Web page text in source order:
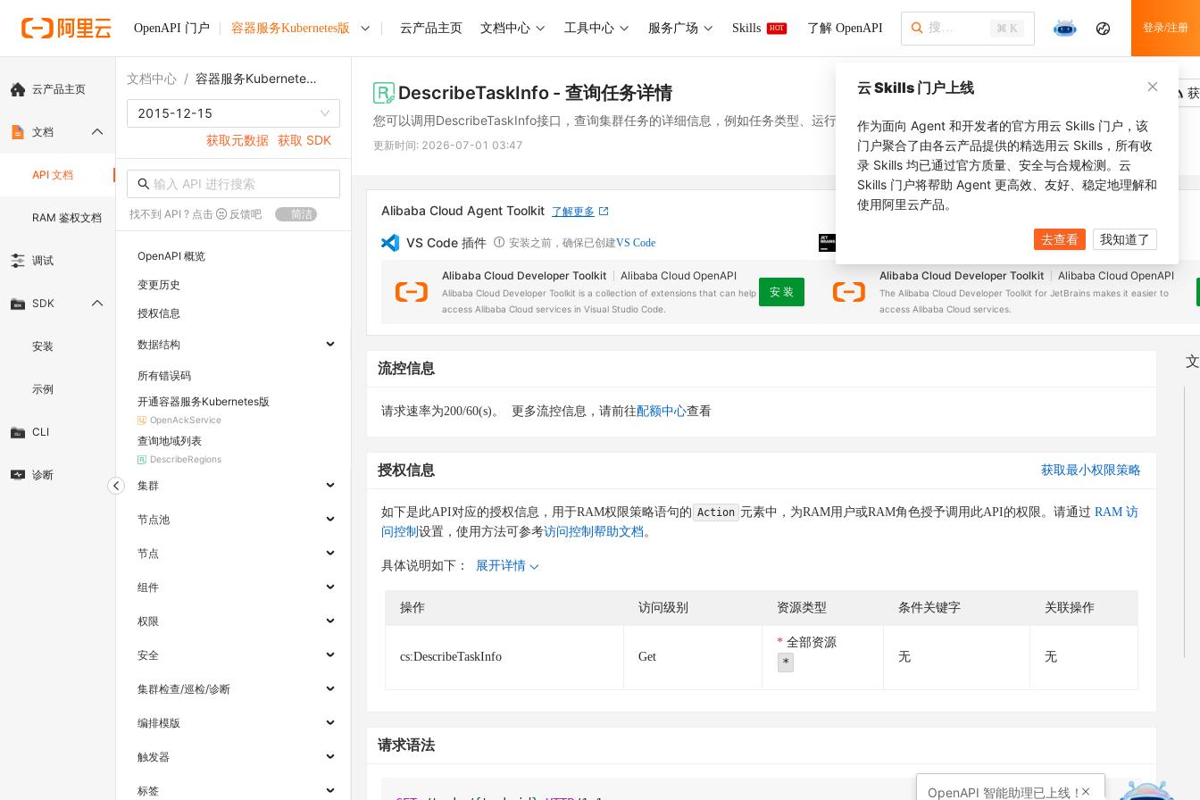
OpenAPI 门户 容器服务Kubernetes版 云产品主页 文档中心 工具中心 服务广场 Skills HOT 了解 OpenAPI ⌘ K 登录/注册
云产品主页
文档
API 文档
RAM 鉴权文档
调试
SDK
安装
示例
CLI
诊断
文档中心 / 容器服务Kubernetes版
2015-12-15
获取元数据 获取 SDK
找不到 API ? 点击 反馈吧 简洁
OpenAPI 概览
变更历史
授权信息
数据结构
所有错误码
开通容器服务Kubernetes版
OpenAckService
查询地域列表
DescribeRegions
集群
节点池
节点
组件
权限
安全
集群检查/巡检/诊断
编排模版
触发器
标签
DescribeTaskInfo - 查询任务详情
您可以调用DescribeTaskInfo接口，查询集群任务的详细信息，例如任务类型、运行状态、运行阶段等。
更新时间: 2026-07-01 03:47
Alibaba Cloud Agent Toolkit 了解更多
VS Code 插件 安装之前，确保已创建VS Code
Alibaba Cloud Developer Toolkit Alibaba Cloud OpenAPI
Alibaba Cloud Developer Toolkit is a collection of extensions that can help
access Alibaba Cloud services in Visual Studio Code.
安 装
安装之前，确保已创建JetBrains IDE
Alibaba Cloud Developer Toolkit Alibaba Cloud OpenAPI
The Alibaba Cloud Developer Toolkit for JetBrains makes it easier to
access Alibaba Cloud services.
流控信息
请求速率为200/60(s)。 更多流控信息，请前往配额中心查看
授权信息 获取最小权限策略
如下是此API对应的授权信息，用于RAM权限策略语句的 Action 元素中，为RAM用户或RAM角色授予调用此API的权限。请通过 RAM 访
问控制 设置，使用方法可参考访问控制帮助文档。
具体说明如下： 展开详情
操作 访问级别 资源类型 条件关键字 关联操作
cs:DescribeTaskInfo Get
全部资源
* 无 无
请求语法
云 Skills 门户上线
作为面向 Agent 和开发者的官方用云 Skills 门户，该
门户聚合了由各云产品提供的精选用云 Skills，所有收
录 Skills 均已通过官方质量、安全与合规检测。云
Skills 门户将帮助 Agent 更高效、友好、稳定地理解和
使用阿里云产品。
去查看 我知道了
OpenAPI 智能助理已上线！